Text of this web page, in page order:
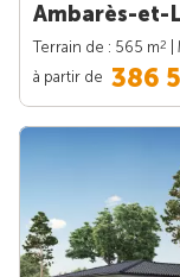
Ambarès-et-
Terrain de : 565 m2
à partir de 386